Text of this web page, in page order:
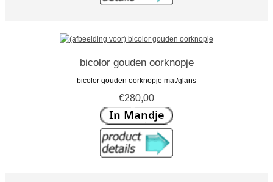
bicolor gouden oorknopje
bicolor gouden oorknopje mat/glans
€280,00